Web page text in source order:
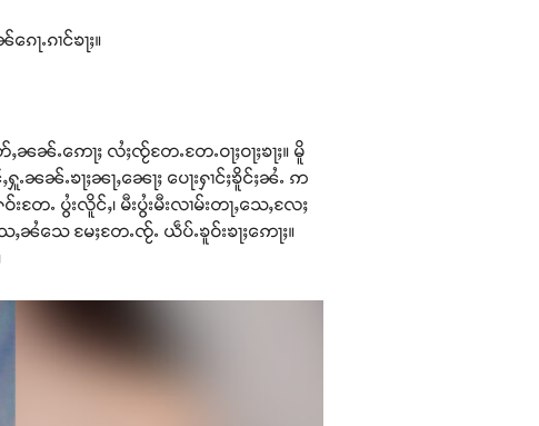
ႃႉၵၢင်ၶႃႈ။
ႉဢေႃႈ လႆႈၸႂ်တႄႉတႄႉဝႃႈဝႃႈၶႃႈ။ မိူ
ၼၼ်ႉၶႃႈၼႃႇၼေႃႈ ပေႃးႁၢင်ႈၶိူင်ႈၼႆႉ ဢ
းတႄႉ ပွႆးလိူင်ႇ၊ မီးပွႆးမီးလၢမ်းတႃႇသေႇလႄႈ
ၼႆသေ မႄႈတႄႉၸႂ်ႉ ယဵပ်ႉၶူဝ်းၶႃႈဢေႃႈ။